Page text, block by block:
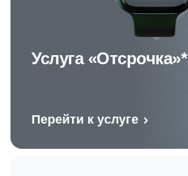
Услуга «Отсрочка»*
Перейти к услуге